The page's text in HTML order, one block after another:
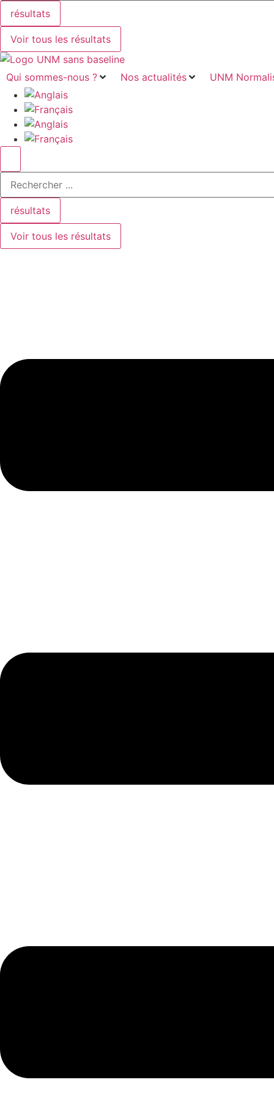
résultats
Voir tous les résultats
Qui sommes-nous ? Nos actualités UNM
Search
résultats
Voir tous les résultats